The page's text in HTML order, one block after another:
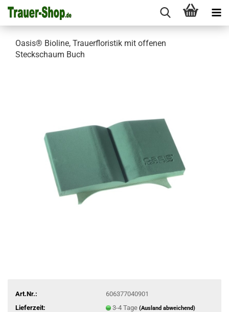
Oasis® Bioline, Trauerfloristik mit offenen
Steckschaum Buch
Art.Nr.:
606377040901
Lieferzeit:
3-4 Tage (Ausland abweichend)